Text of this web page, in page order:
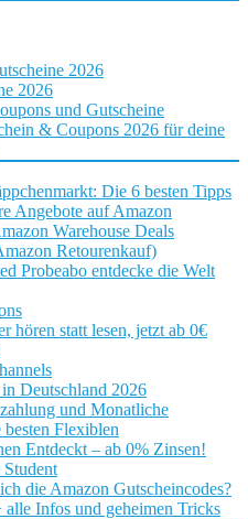
2026
2026
und Gutscheine
& Coupons 2026 für deine
Die 6 besten Tipps
Angebote auf Amazon
Warehouse Deals
Retourenkauf)
Probeabo entdecke die Welt
hören statt lesen, jetzt ab 0€
Deutschland 2026
und Monatliche
Flexiblen
Entdeckt – ab 0% Zinsen!
die Amazon Gutscheincodes?
Infos und geheimen Tricks